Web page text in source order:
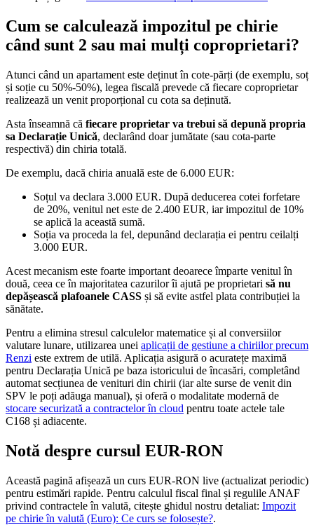
Cum se calculează impozitul pe chirie
când sunt 2 sau mai mulți coproprietari?
Atunci când un apartament este deținut în cote-părți (de exemplu, soț
și soție cu 50%-50%), legea fiscală prevede că fiecare coproprietar
realizează un venit proporțional cu cota sa deținută.
Asta înseamnă că fiecare proprietar va trebui să depună propria
sa Declarație Unică, declarând doar jumătate (sau cota-parte
respectivă) din chiria totală.
De exemplu, dacă chiria anuală este de 6.000 EUR:
Soțul va declara 3.000 EUR. După deducerea cotei forfetare
de 20%, venitul net este de 2.400 EUR, iar impozitul de 10%
se aplică la această sumă.
Soția va proceda la fel, depunând declarația ei pentru ceilalți
3.000 EUR.
Acest mecanism este foarte important deoarece împarte venitul în
două, ceea ce în majoritatea cazurilor îi ajută pe proprietari să nu
depășească plafoanele CASS și să evite astfel plata contribuției la
sănătate.
Pentru a elimina stresul calculelor matematice și al conversiilor
valutare lunare, utilizarea unei aplicații de gestiune a chiriilor precum
Renzi este extrem de utilă. Aplicația asigură o acuratețe maximă
pentru Declarația Unică pe baza istoricului de încasări, completând
automat secțiunea de venituri din chirii (iar alte surse de venit din
SPV le poți adăuga manual), și oferă o modalitate modernă de
stocare securizată a contractelor în cloud pentru toate actele tale
C168 și adiacente.
Notă despre cursul EUR-RON
Această pagină afișează un curs EUR-RON live (actualizat periodic)
pentru estimări rapide. Pentru calculul fiscal final și regulile ANAF
privind contractele în valută, citește ghidul nostru detaliat: Impozit
pe chirie în valută (Euro): Ce curs se folosește?.